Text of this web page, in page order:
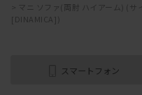
マニ ソファ(両肘 ハイアーム) (サ
[DINAMICA])
スマートフォン